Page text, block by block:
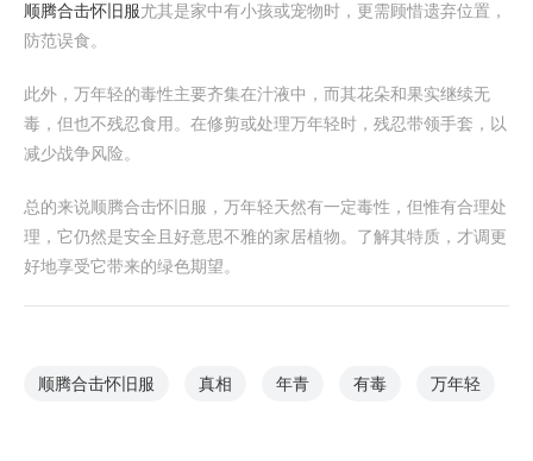
顺腾合击怀旧服尤其是家中有小孩或宠物时，更需顾惜遗弃位置，
防范误食。
此外，万年轻的毒性主要齐集在汁液中，而其花朵和果实继续无
毒，但也不残忍食用。在修剪或处理万年轻时，残忍带领手套，以
减少战争风险。
总的来说顺腾合击怀旧服，万年轻天然有一定毒性，但惟有合理处
理，它仍然是安全且好意思不雅的家居植物。了解其特质，才调更
好地享受它带来的绿色期望。
顺腾合击怀旧服 真相 年青 有毒 万年轻